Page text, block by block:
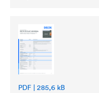
PDF | 285,6 kB